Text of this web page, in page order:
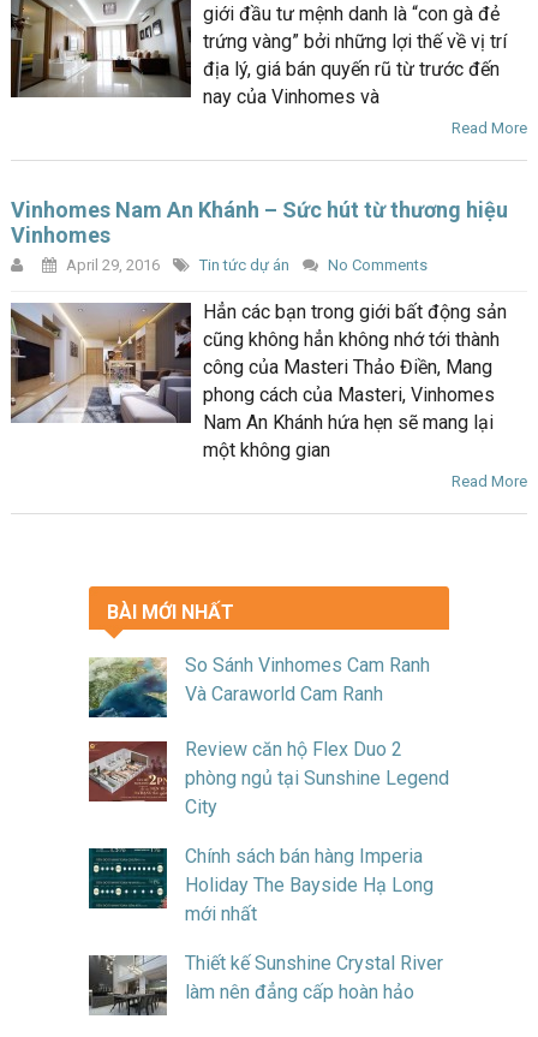
giới đầu tư mệnh danh là “con gà đẻ
trứng vàng” bởi những lợi thế về vị trí
địa lý, giá bán quyến rũ từ trước đến
nay của Vinhomes và
Read More
Vinhomes Nam An Khánh – Sức hút từ thương hiệu
Vinhomes
April 29, 2016 Tin tức dự án No Comments
Hẳn các bạn trong giới bất động sản
cũng không hẳn không nhớ tới thành
công của Masteri Thảo Điền, Mang
phong cách của Masteri, Vinhomes
Nam An Khánh hứa hẹn sẽ mang lại
một không gian
Read More
BÀI MỚI NHẤT
So Sánh Vinhomes Cam Ranh
Và Caraworld Cam Ranh
Review căn hộ Flex Duo 2
phòng ngủ tại Sunshine Legend
City
Chính sách bán hàng Imperia
Holiday The Bayside Hạ Long
mới nhất
Thiết kế Sunshine Crystal River
làm nên đẳng cấp hoàn hảo